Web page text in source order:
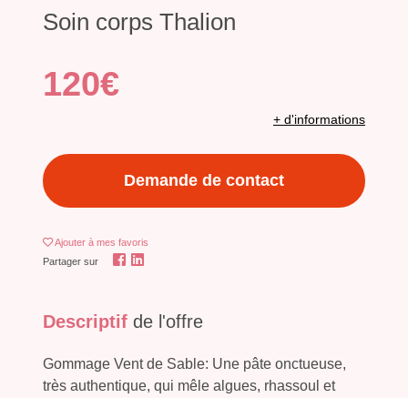
Soin corps Thalion
120€
+ d'informations
Demande de contact
Ajouter à mes favoris
Partager sur
Descriptif de l'offre
Gommage Vent de Sable: Une pâte onctueuse,
très authentique, qui mêle algues, rhassoul et